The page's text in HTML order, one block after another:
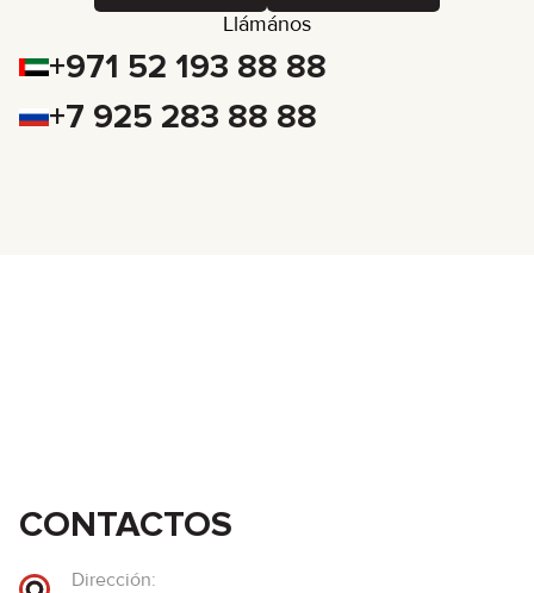
Llámános
+971 52 193 88 88
+7 925 283 88 88
CONTACTOS
Dirección: